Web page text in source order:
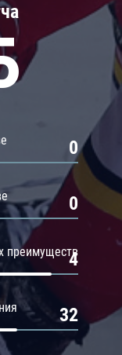
0
0
преимуществ
4
32